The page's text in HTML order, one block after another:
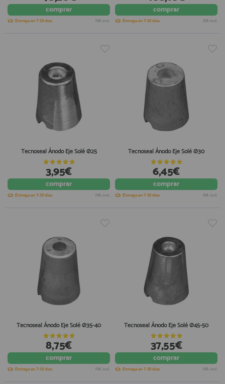
AFILIADOS
910 60 71 03
HORARIO de TIENDA:
de 10:00 a 20:00 de Lunes a Viernes
Sábados de 10:00 a 14:00
910 51 49 87
info@francobordo.com
registro profesional
comprar
Entrega en 7-10 días IVA incl.
comprar
Entrega en 7-10 días IVA incl.
Tecnoseal Ánodo Eje Solé Ø25
3,95€
comprar
Entrega en 7-10 días IVA incl.
Tecnoseal Ánodo Eje Solé Ø30
6,45€
comprar
Entrega en 7-10 días IVA incl.
Tecnoseal Ánodo Eje Solé Ø35-40
8,75€
comprar
Entrega en 7-10 días IVA incl.
Tecnoseal Ánodo Eje Solé Ø45-50
37,55€
comprar
Entrega en 7-10 días IVA incl.